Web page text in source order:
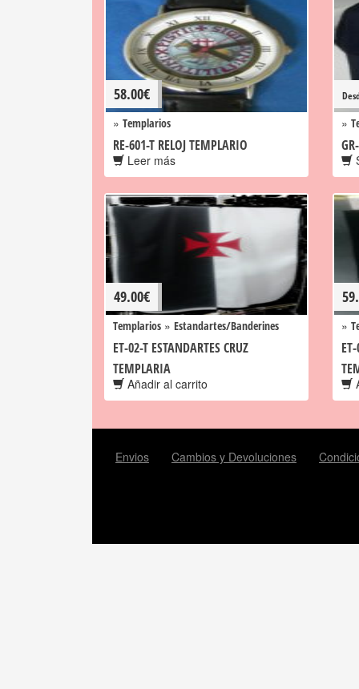
58.00€
» Templarios
RE-601-T RELOJ TEMPLARIO
Leer más
»
49.00€
Templarios » Estandartes/Banderines
ET-02-T ESTANDARTES CRUZ
TEMPLARIA
Añadir al carrito
»
Envios Cambios y Devoluciones